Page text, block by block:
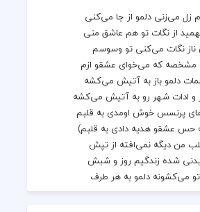
دلمو از جا می‌کنی
از نگات تو هم عاشق منی
نگات می‌کنی تو وسوسم
که می‌خوای عشقو ازم
دلمو باز به آتیش می‌کشه
و ادات شهر رو به آتیش می‌کشه
پرنسس خوش اومدی به قلبم
حس عشقو هدیه دادی به قلبم)
من دیگه نمی‌افته از تپش
شده زندگیم روز و شبش
به هر طرف
فکر هیچ کسی غیر تو نرفت